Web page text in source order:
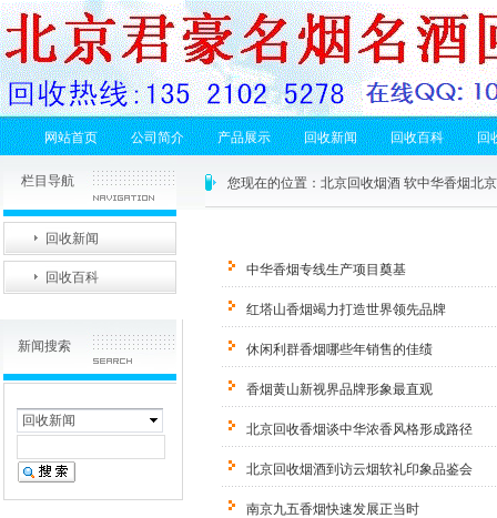
网站首页 公司简介 产品展示 回收新闻 回收百科 回
新闻搜索
回收新闻
栏目导航
回收新闻
回收百科 中华香烟专线生产项目奠基
红塔山香烟竭力打造世界领先品牌
休闲利群香烟哪些年销售的佳绩
香烟黄山新视界品牌形象最直观
北京回收香烟谈中华浓香风格形成路径
北京回收烟酒到访云烟软礼印象品鉴会
南京九五香烟快速发展正当时
您现在的位置： 北京回收烟酒 软中华香烟北